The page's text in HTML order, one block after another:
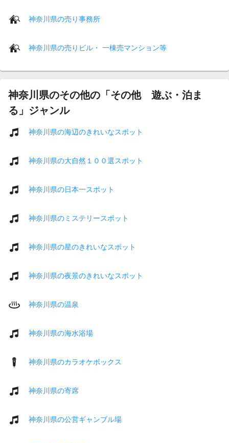
神奈川県の売り事務所
神奈川県の売りビル・ 一棟売マンション等
神奈川県のその他の「その他 遊ぶ・泊ま
る」ジャンル
神奈川県の海辺のきれいなスポット
神奈川県の大自然１００選スポット
神奈川県の日本一スポット
神奈川県のミステリースポット
神奈川県の星のきれいなスポット
神奈川県の夜景のきれいなスポット
神奈川県の温泉
神奈川県の海水浴場
神奈川県のカラオケボックス
神奈川県の寄席
神奈川県の公営ギャンブル場